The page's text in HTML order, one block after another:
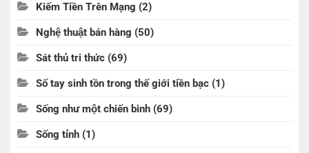
Kiếm Tiền Trên Mạng (2)
Nghệ thuật bán hàng (50)
Sát thủ tri thức (69)
Số tay sinh tồn trong thế giới tiền bạc (1)
Sống như một chiến binh (69)
Sống tỉnh (1)